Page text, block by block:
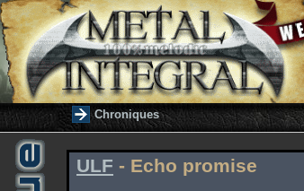
Chroniques
ULF - Echo promise